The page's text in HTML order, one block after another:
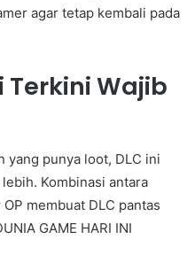
agar tetap kembali pada
Terkini Wajib
yang punya loot, DLC ini
Kombinasi antara
membuat DLC pantas
GAME HARI INI